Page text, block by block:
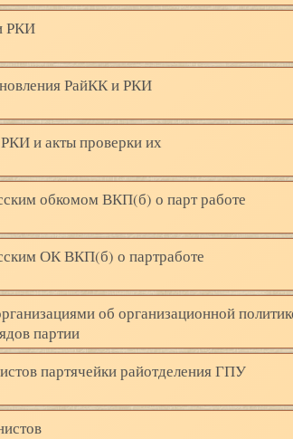
РКИ
РайКК и РКИ
и акты проверки их
обкомом ВКП(б) о парт работе
ОК ВКП(б) о партработе
об организационной
партии
партячейки райотделения ГПУ